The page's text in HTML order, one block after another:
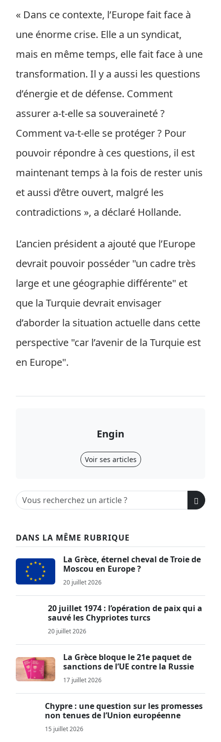
« Dans ce contexte, l’Europe fait face à
une énorme crise. Elle a un syndicat,
mais en même temps, elle fait face à une
transformation. Il y a aussi les questions
d’énergie et de défense. Comment
assurer a-t-elle sa souveraineté ?
Comment va-t-elle se protéger ? Pour
pouvoir répondre à ces questions, il est
maintenant temps à la fois de rester unis
et aussi d’être ouvert, malgré les
contradictions », a déclaré Hollande.
L’ancien président a ajouté que l’Europe
devrait pouvoir posséder "un cadre très
large et une géographie différente" et
que la Turquie devrait envisager
d’aborder la situation actuelle dans cette
perspective "car l’avenir de la Turquie est
en Europe".
Engin
Voir ses articles
DANS LA MÊME RUBRIQUE
La Grèce, éternel cheval de Troie de
Moscou en Europe ?
20 juillet 2026
20 juillet 1974 : l’opération de paix qui a
sauvé les Chypriotes turcs
20 juillet 2026
La Grèce bloque le 21e paquet de
sanctions de l’UE contre la Russie
17 juillet 2026
Chypre : une question sur les promesses
non tenues de l’Union européenne
15 juillet 2026